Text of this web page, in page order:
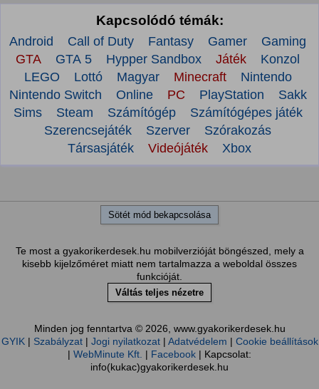
Kapcsolódó témák:
Android Call of Duty Fantasy Gamer
Gaming
GTA
GTA 5 Hypper Sandbox Játék
Konzol
LEGO
Lottó Magyar Minecraft
Nintendo
Nintendo Switch
Online PC PlayStation
Sakk
Sims
Steam Számítógép
Számítógépes játék
Szerencsejáték
Szerver
Szórakozás
Társasjáték
Videójáték Xbox
Sötét mód bekapcsolása
Te most a gyakorikerdesek.hu mobilverzióját böngészed, mely a
kisebb kijelzőméret miatt nem tartalmazza a weboldal összes
funkcióját.
Váltás teljes nézetre
Minden jog fenntartva © 2026, www.gyakorikerdesek.hu
GYIK| Szabályzat| Jogi nyilatkozat| Adatvédelem | Cookie beállítások
| WebMinute Kft. | Facebook | Kapcsolat:
info(kukac)gyakorikerdesek.hu